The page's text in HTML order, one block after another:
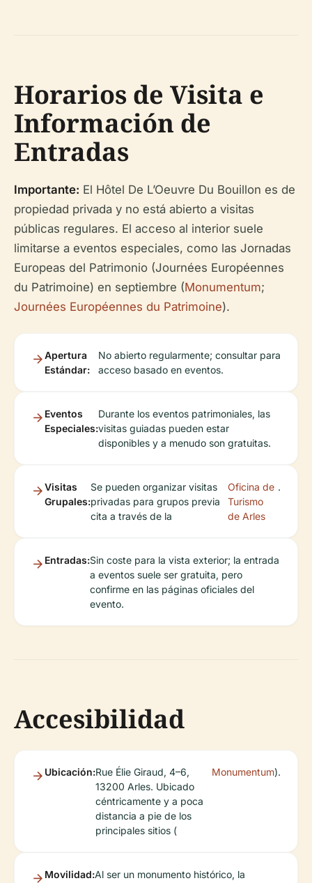
Horarios de Visita e
Información de
Entradas
Importante: El Hôtel De L’Oeuvre Du Bouillon es de
propiedad privada y no está abierto a visitas
públicas regulares. El acceso al interior suele
limitarse a eventos especiales, como las Jornadas
Europeas del Patrimonio (Journées Européennes
du Patrimoine) en septiembre (Monumentum;
Journées Européennes du Patrimoine).
Apertura
Estándar:
No abierto regularmente; consultar para
acceso basado en eventos.
Eventos
Especiales:
Durante los eventos patrimoniales, las
visitas guiadas pueden estar
disponibles y a menudo son gratuitas.
Visitas
Grupales:
Se pueden organizar visitas
privadas para grupos previa
cita a través de la
Oficina de
Turismo
de Arles
.
Entradas:Sin coste para la vista exterior; la entrada
a eventos suele ser gratuita, pero
confirme en las páginas oficiales del
evento.
Accesibilidad
Ubicación:Rue Élie Giraud, 4–6,
13200 Arles. Ubicado
céntricamente y a poca
distancia a pie de los
principales sitios (
Monumentum).
Movilidad:Al ser un monumento histórico, la